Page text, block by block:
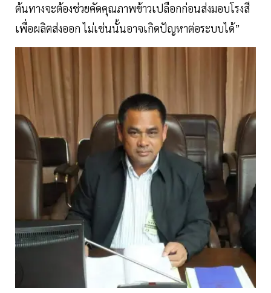
ต้นทางจะต้องช่วยคัดคุณภาพข้าวเปลือกก่อนส่งมอบโรงสี
เพื่อผลิตส่งออก ไม่เช่นนั้นอาจเกิดปัญหาต่อระบบได้”